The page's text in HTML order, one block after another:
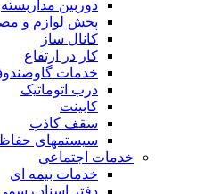
دوربین مداربسته
پخش لوازم و
کانال ساز
کار در ارتفاع
خدمات
درب اتوماتیک
کابینت
سقف کاذب
سیستمهای
خدمات اجتماعی
خدمات بیمه ای